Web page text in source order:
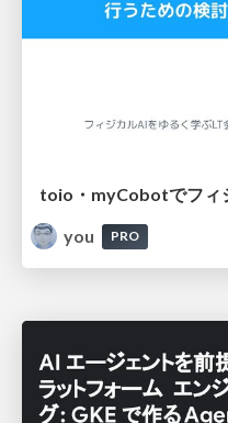
you
PRO